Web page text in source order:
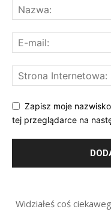
Zapisz moje
tej przeglądarce na
Widziałeś coś